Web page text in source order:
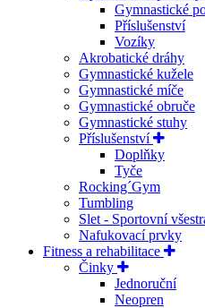
Gymnastické
Příslušenství
Vozíky
Akrobatické dráhy
Gymnastické kužele
Gymnastické míče
Gymnastické obruče
Gymnastické stuhy
Příslušenství
Doplňky
Tyče
Rocking´Gym
Tumbling
Slet - Sportovní
Nafukovací prvky
Fitness a rehabilitace
Činky
Jednoruční
Neopren